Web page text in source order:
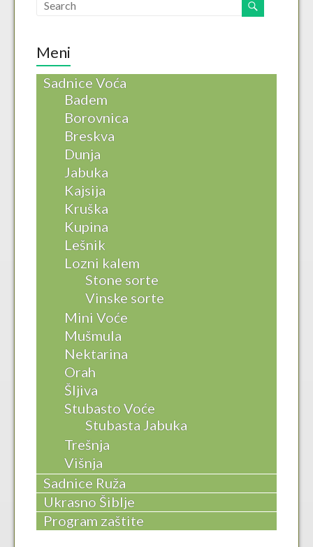
Meni
Sadnice Voća
Badem
Borovnica
Breskva
Dunja
Jabuka
Kajsija
Kruška
Kupina
Lešnik
Lozni kalem
Stone sorte
Vinske sorte
Mini Voće
Mušmula
Nektarina
Orah
Šljiva
Stubasto Voće
Stubasta Jabuka
Trešnja
Višnja
Sadnice Ruža
Ukrasno Šiblje
Program zaštite